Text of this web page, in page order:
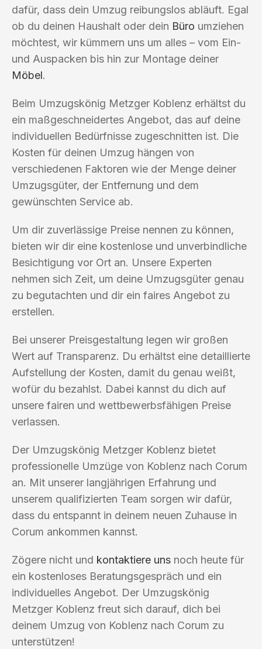
dafür, dass dein Umzug reibungslos abläuft. Egal
ob du deinen Haushalt oder dein Büro umziehen
möchtest, wir kümmern uns um alles – vom Ein-
und Auspacken bis hin zur Montage deiner
Möbel.
Beim Umzugskönig Metzger Koblenz erhältst du
ein maßgeschneidertes Angebot, das auf deine
individuellen Bedürfnisse zugeschnitten ist. Die
Kosten für deinen Umzug hängen von
verschiedenen Faktoren wie der Menge deiner
Umzugsgüter, der Entfernung und dem
gewünschten Service ab.
Um dir zuverlässige Preise nennen zu können,
bieten wir dir eine kostenlose und unverbindliche
Besichtigung vor Ort an. Unsere Experten
nehmen sich Zeit, um deine Umzugsgüter genau
zu begutachten und dir ein faires Angebot zu
erstellen.
Bei unserer Preisgestaltung legen wir großen
Wert auf Transparenz. Du erhältst eine detaillierte
Aufstellung der Kosten, damit du genau weißt,
wofür du bezahlst. Dabei kannst du dich auf
unsere fairen und wettbewerbsfähigen Preise
verlassen.
Der Umzugskönig Metzger Koblenz bietet
professionelle Umzüge von Koblenz nach Corum
an. Mit unserer langjährigen Erfahrung und
unserem qualifizierten Team sorgen wir dafür,
dass du entspannt in deinem neuen Zuhause in
Corum ankommen kannst.
Zögere nicht und kontaktiere uns noch heute für
ein kostenloses Beratungsgespräch und ein
individuelles Angebot. Der Umzugskönig
Metzger Koblenz freut sich darauf, dich bei
deinem Umzug von Koblenz nach Corum zu
unterstützen!